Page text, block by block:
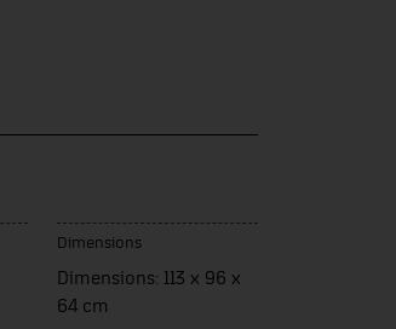
Dimensions
Dimensions: 113 x 96 x
64 cm